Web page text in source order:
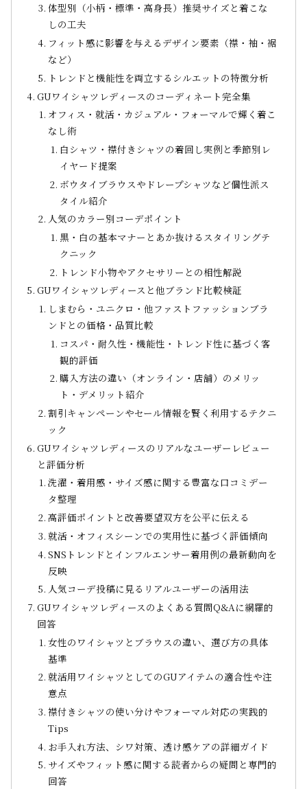
体型別（小柄・標準・高身長）推奨サイズと着こな
しの工夫
フィット感に影響を与えるデザイン要素（襟・袖・裾
など）
トレンドと機能性を両立するシルエットの特徴分析
GUワイシャツレディースのコーディネート完全集
オフィス・就活・カジュアル・フォーマルで輝く着こ
なし術
白シャツ・襟付きシャツの着回し実例と季節別レ
イヤード提案
ボウタイブラウスやドレープシャツなど個性派ス
タイル紹介
人気のカラー別コーデポイント
黒・白の基本マナーとあか抜けるスタイリングテ
クニック
トレンド小物やアクセサリーとの相性解説
GUワイシャツレディースと他ブランド比較検証
しまむら・ユニクロ・他ファストファッションブラ
ンドとの価格・品質比較
コスパ・耐久性・機能性・トレンド性に基づく客
観的評価
購入方法の違い（オンライン・店舗）のメリッ
ト・デメリット紹介
割引キャンペーンやセール情報を賢く利用するテクニ
ック
GUワイシャツレディースのリアルなユーザーレビュー
と評価分析
洗濯・着用感・サイズ感に関する豊富な口コミデー
タ整理
高評価ポイントと改善要望双方を公平に伝える
就活・オフィスシーンでの実用性に基づく評価傾向
SNSトレンドとインフルエンサー着用例の最新動向を
反映
人気コーデ投稿に見るリアルユーザーの活用法
GUワイシャツレディースのよくある質問Q&Aに網羅的
回答
女性のワイシャツとブラウスの違い、選び方の具体
基準
就活用ワイシャツとしてのGUアイテムの適合性や注
意点
襟付きシャツの使い分けやフォーマル対応の実践的
Tips
お手入れ方法、シワ対策、透け感ケアの詳細ガイド
サイズやフィット感に関する読者からの疑問と専門的
回答